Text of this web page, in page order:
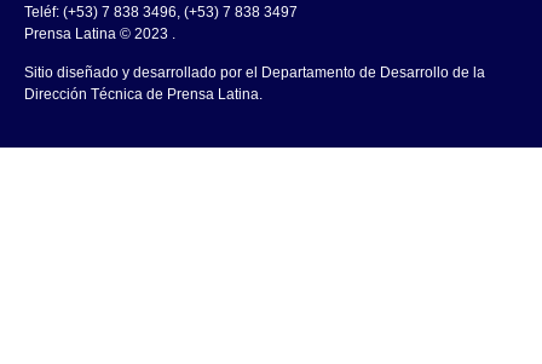
Teléf: (+53) 7 838 3496, (+53) 7 838 3497
Prensa Latina © 2023 .
Sitio diseñado y desarrollado por el Departamento de Desarrollo de la
Dirección Técnica de Prensa Latina.